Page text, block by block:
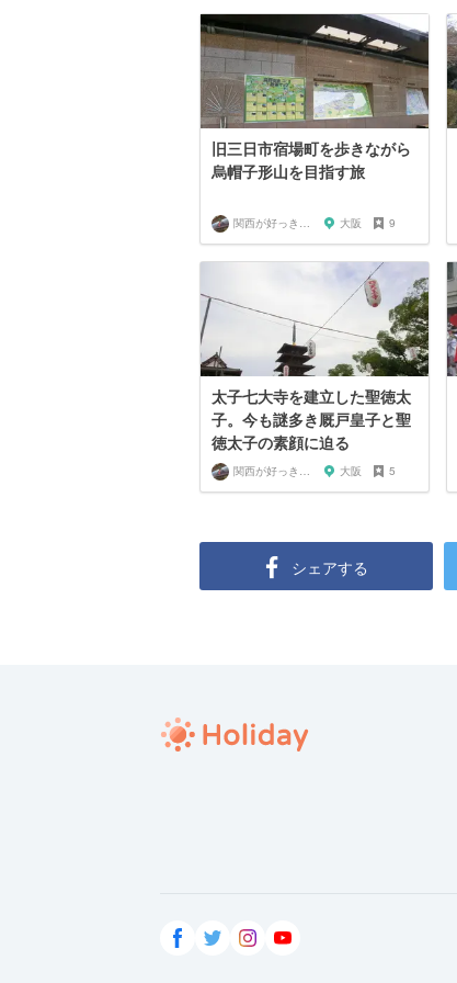
旧三日市宿場町を歩きながら
烏帽子形山を目指す旅
関西が好っきゃねん 大阪 9
太子七大寺を建立した聖徳太
子。今も謎多き厩戸皇子と聖
徳太子の素顔に迫る
関西が好っきゃねん 大阪 5
シェアする